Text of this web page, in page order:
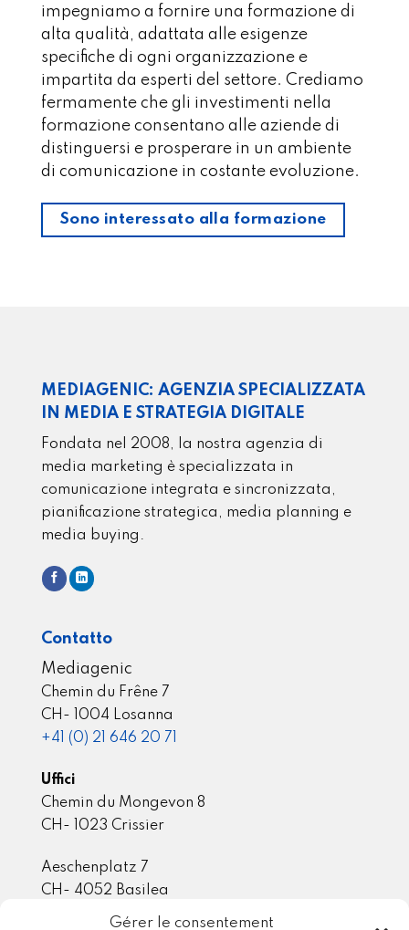
Gérer le consentement
impegniamo a fornire una formazione di
alta qualità, adattata alle esigenze
specifiche di ogni organizzazione e
impartita da esperti del settore. Crediamo
fermamente che gli investimenti nella
formazione consentano alle aziende di
distinguersi e prosperare in un ambiente
di comunicazione in costante evoluzione.
Sono interessato alla formazione
MEDIAGENIC: AGENZIA SPECIALIZZATA
IN MEDIA E STRATEGIA DIGITALE
Fondata nel 2008, la nostra agenzia di
media marketing è specializzata in
comunicazione integrata e sincronizzata,
pianificazione strategica, media planning e
media buying.
Contatto
Mediagenic
Chemin du Frêne 7
CH- 1004 Losanna
+41 (0) 21 646 20 71
Uffici
Chemin du Mongevon 8
CH- 1023 Crissier
Aeschenplatz 7
CH- 4052 Basilea